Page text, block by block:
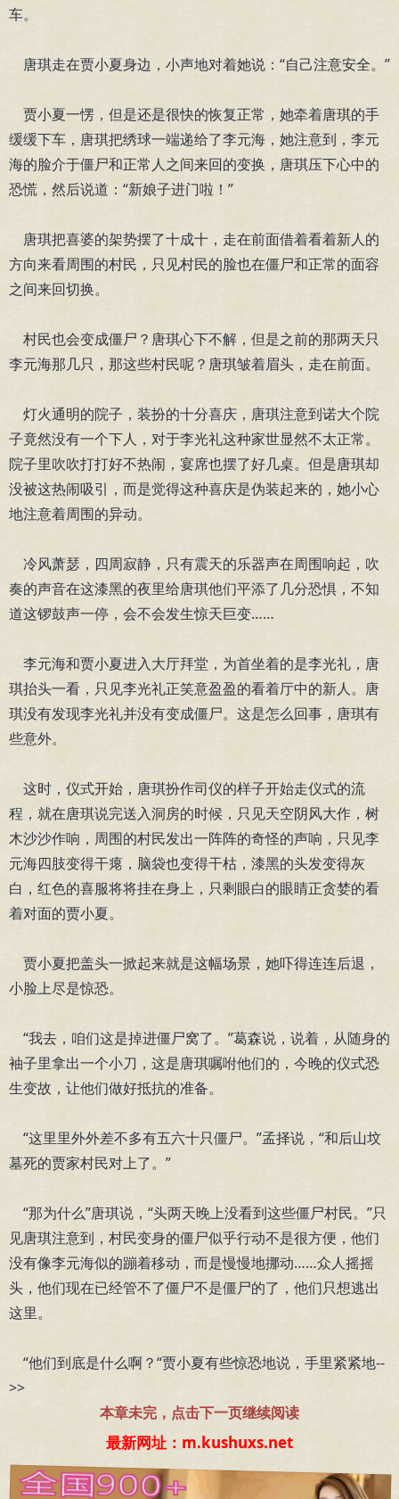
车。
唐琪走在贾小夏身边，小声地对着她说：“自己注意安全。”
贾小夏一愣，但是还是很快的恢复正常，她牵着唐琪的手
缓缓下车，唐琪把绣球一端递给了李元海，她注意到，李元
海的脸介于僵尸和正常人之间来回的变换，唐琪压下心中的
恐慌，然后说道：“新娘子进门啦！”
唐琪把喜婆的架势摆了十成十，走在前面借着看着新人的
方向来看周围的村民，只见村民的脸也在僵尸和正常的面容
之间来回切换。
村民也会变成僵尸？唐琪心下不解，但是之前的那两天只
李元海那几只，那这些村民呢？唐琪皱着眉头，走在前面。
灯火通明的院子，装扮的十分喜庆，唐琪注意到诺大个院
子竟然没有一个下人，对于李光礼这种家世显然不太正常。
院子里吹吹打打好不热闹，宴席也摆了好几桌。但是唐琪却
没被这热闹吸引，而是觉得这种喜庆是伪装起来的，她小心
地注意着周围的异动。
冷风萧瑟，四周寂静，只有震天的乐器声在周围响起，吹
奏的声音在这漆黑的夜里给唐琪他们平添了几分恐惧，不知
道这锣鼓声一停，会不会发生惊天巨变……
李元海和贾小夏进入大厅拜堂，为首坐着的是李光礼，唐
琪抬头一看，只见李光礼正笑意盈盈的看着厅中的新人。唐
琪没有发现李光礼并没有变成僵尸。这是怎么回事，唐琪有
些意外。
这时，仪式开始，唐琪扮作司仪的样子开始走仪式的流
程，就在唐琪说完送入洞房的时候，只见天空阴风大作，树
木沙沙作响，周围的村民发出一阵阵的奇怪的声响，只见李
元海四肢变得干瘪，脑袋也变得干枯，漆黑的头发变得灰
白，红色的喜服将将挂在身上，只剩眼白的眼睛正贪婪的看
着对面的贾小夏。
贾小夏把盖头一掀起来就是这幅场景，她吓得连连后退，
小脸上尽是惊恐。
“我去，咱们这是掉进僵尸窝了。”葛森说，说着，从随身的
袖子里拿出一个小刀，这是唐琪嘱咐他们的，今晚的仪式恐
生变故，让他们做好抵抗的准备。
“这里里外外差不多有五六十只僵尸。”孟择说，“和后山坟
墓死的贾家村民对上了。”
“那为什么”唐琪说，“头两天晚上没看到这些僵尸村民。”只
见唐琪注意到，村民变身的僵尸似乎行动不是很方便，他们
没有像李元海似的蹦着移动，而是慢慢地挪动……众人摇摇
头，他们现在已经管不了僵尸不是僵尸的了，他们只想逃出
这里。
“他们到底是什么啊？“贾小夏有些惊恐地说，手里紧紧地--
>>
本章未完，点击下一页继续阅读
最新网址：m.kushuxs.net